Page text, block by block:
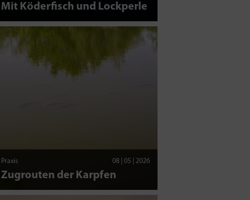
Mit Köderfisch und Lockperle
Praxis 08 | 05 | 2026
Zugrouten der Karpfen